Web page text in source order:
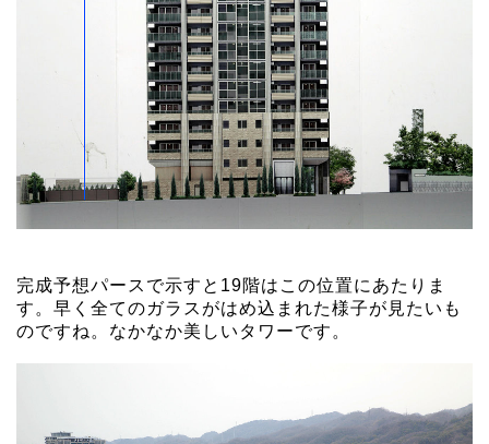
完成予想パースで示すと19階はこの位置にあたりま
す。早く全てのガラスがはめ込まれた様子が見たいも
のですね。なかなか美しいタワーです。